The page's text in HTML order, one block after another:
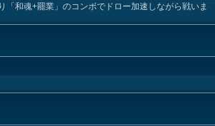
「和魂+罷業」のコンボでドロー加速しながら戦いま